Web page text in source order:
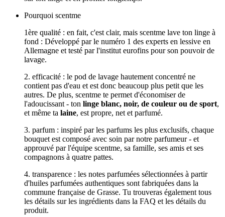
Pourquoi scentme
1ère qualité : en fait, c'est clair, mais scentme lave ton linge à
fond : Développé par le numéro 1 des experts en lessive en
Allemagne et testé par l'institut eurofins pour son pouvoir de
lavage.
2. efficacité : le pod de lavage hautement concentré ne
contient pas d'eau et est donc beaucoup plus petit que les
autres. De plus, scentme te permet d'économiser de
l'adoucissant - ton linge blanc, noir, de couleur ou de sport,
et même ta laine, est propre, net et parfumé.
3. parfum : inspiré par les parfums les plus exclusifs, chaque
bouquet est composé avec soin par notre parfumeur - et
approuvé par l'équipe scentme, sa famille, ses amis et ses
compagnons à quatre pattes.
4. transparence : les notes parfumées sélectionnées à partir
d'huiles parfumées authentiques sont fabriquées dans la
commune française de Grasse. Tu trouveras également tous
les détails sur les ingrédients dans la FAQ et les détails du
produit.